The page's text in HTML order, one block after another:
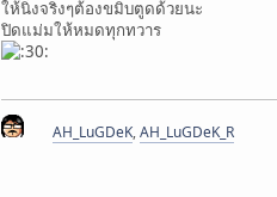
ให้นิ่งจริงๆต้องขมิบตูดด้วยนะ
ปิดแม่มให้หมดทุกทวาร
AH_LuGDeK,AH_LuGDeK_R